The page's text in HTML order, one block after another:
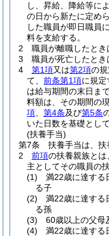
し、昇給、降給等に
の日から新たに定め
した職員が即日職員
料を支給する。
2
職員が離職したとき
3
職員が死亡したとき
4
第1項又は第2項の
て、 前条第1項に規定
は給与期間の末日ま
料額は、その期間の
項
第4条及び第5条
いた日数を基礎とし
(扶養手当)
第7条
扶養手当は、扶
2
前項の扶養親族とは
主としてその職員の
(1)
満22歳に達する
る子
(2)
満22歳に達する
る孫
(3)
60歳以上の父母
(4)
満22歳に達する